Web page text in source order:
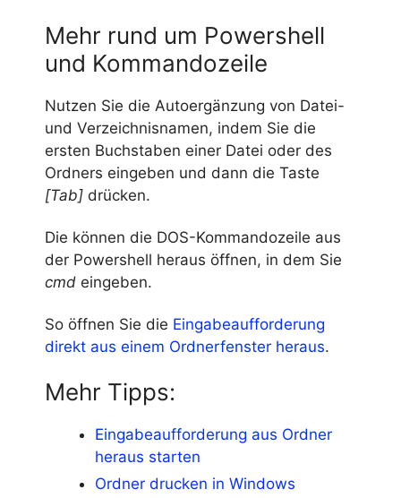
Mehr rund um Powershell
und Kommandozeile
Nutzen Sie die Autoergänzung von Datei-
und Verzeichnisnamen, indem Sie die
ersten Buchstaben einer Datei oder des
Ordners eingeben und dann die Taste
[Tab] drücken.
Die können die DOS-Kommandozeile aus
der Powershell heraus öffnen, in dem Sie
cmd eingeben.
So öffnen Sie die Eingabeaufforderung
direkt aus einem Ordnerfenster heraus.
Mehr Tipps:
Eingabeaufforderung aus Ordner
heraus starten
Ordner drucken in Windows